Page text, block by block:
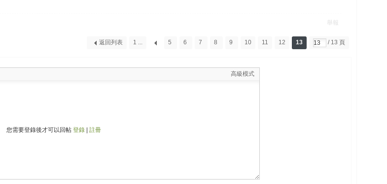
舉報
1 ... 5 6 7 8 9 10 11 12 13 / 13 頁
返回列表
高級模式
您需要登錄後才可以回帖 登錄| 註冊